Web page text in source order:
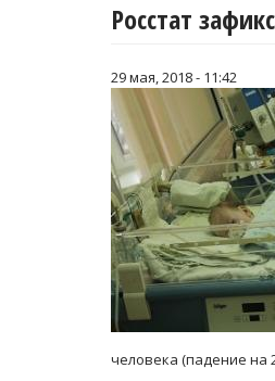
Росстат
29 мая, 2018 - 11:42
человека (падение на